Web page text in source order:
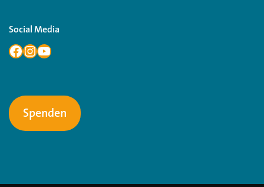
Social Media
Spenden